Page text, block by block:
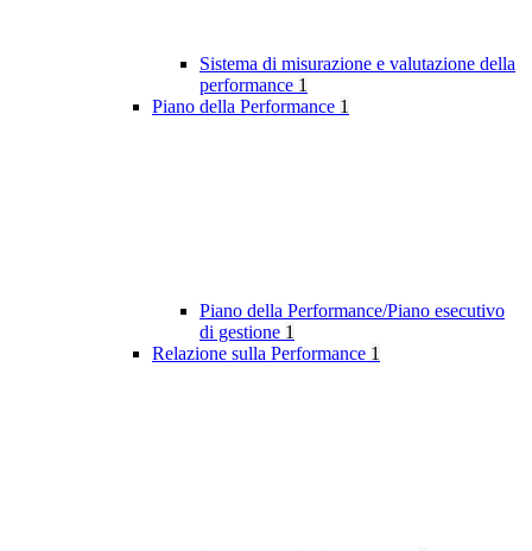
Sistema di misurazione e valutazione della
performance 1
Piano della Performance 1
Piano della Performance/Piano esecutivo
di gestione 1
Relazione sulla Performance 1